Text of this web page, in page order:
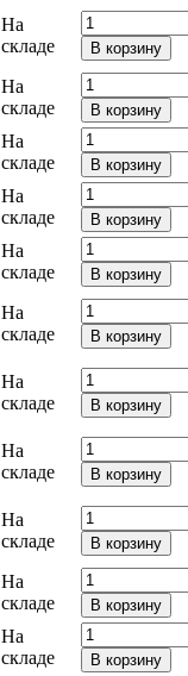
На
складе
В корзину
На
складе
В корзину
На
складе
В корзину
На
складе
В корзину
На
складе
В корзину
На
складе
В корзину
На
складе
В корзину
На
складе
В корзину
На
складе
В корзину
На
складе
В корзину
На
складе
В корзину